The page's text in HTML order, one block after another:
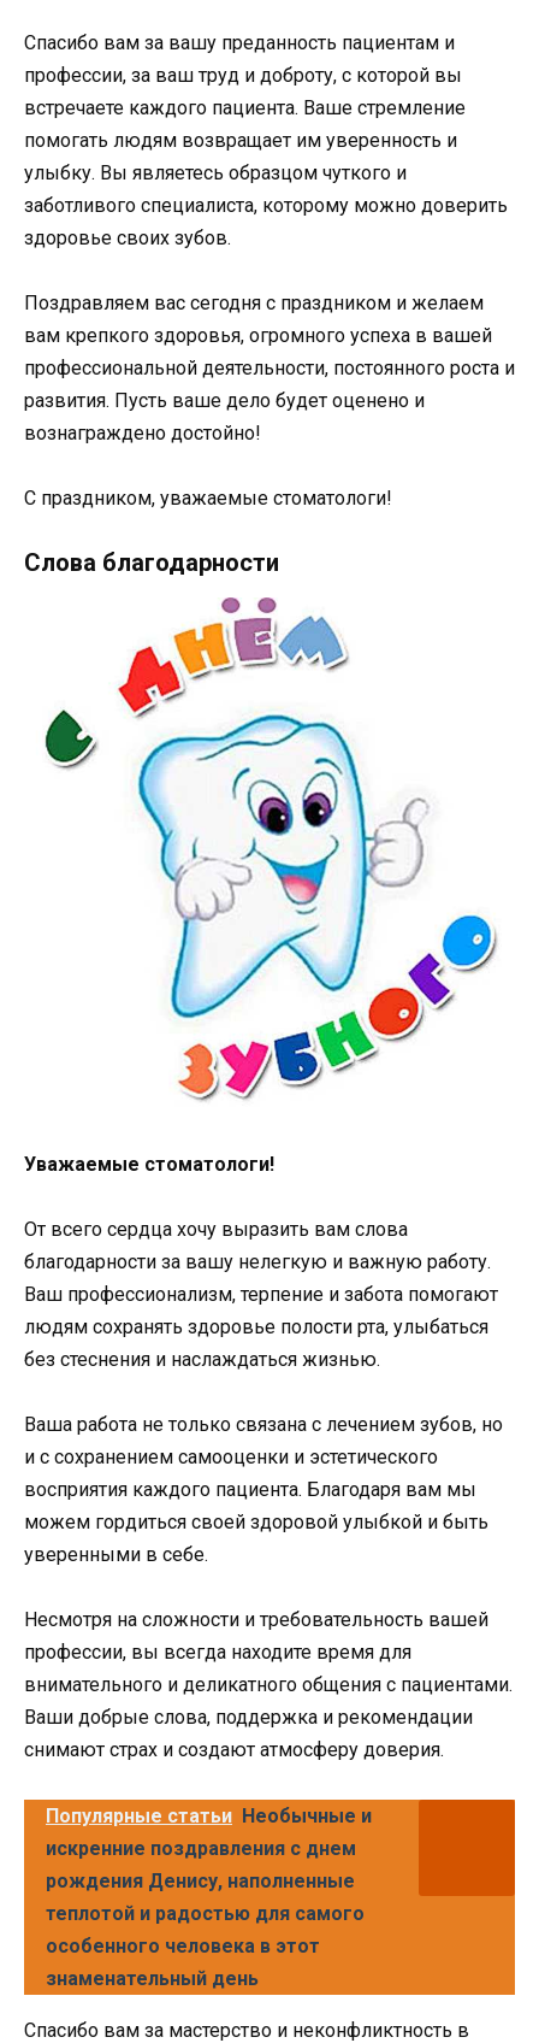
Спасибо вам за вашу преданность пациентам и
профессии, за ваш труд и доброту, с которой вы
встречаете каждого пациента. Ваше стремление
помогать людям возвращает им уверенность и
улыбку. Вы являетесь образцом чуткого и
заботливого специалиста, которому можно доверить
здоровье своих зубов.
Поздравляем вас сегодня с праздником и желаем
вам крепкого здоровья, огромного успеха в вашей
профессиональной деятельности, постоянного роста и
развития. Пусть ваше дело будет оценено и
вознаграждено достойно!
С праздником, уважаемые стоматологи!
Слова благодарности
Уважаемые стоматологи!
От всего сердца хочу выразить вам слова
благодарности за вашу нелегкую и важную работу.
Ваш профессионализм, терпение и забота помогают
людям сохранять здоровье полости рта, улыбаться
без стеснения и наслаждаться жизнью.
Ваша работа не только связана с лечением зубов, но
и с сохранением самооценки и эстетического
восприятия каждого пациента. Благодаря вам мы
можем гордиться своей здоровой улыбкой и быть
уверенными в себе.
Несмотря на сложности и требовательность вашей
профессии, вы всегда находите время для
внимательного и деликатного общения с пациентами.
Ваши добрые слова, поддержка и рекомендации
снимают страх и создают атмосферу доверия.
Популярные статьи Необычные и
искренние поздравления с днем
рождения Денису, наполненные
теплотой и радостью для самого
особенного человека в этот
знаменательный день
Спасибо вам за мастерство и неконфликтность в